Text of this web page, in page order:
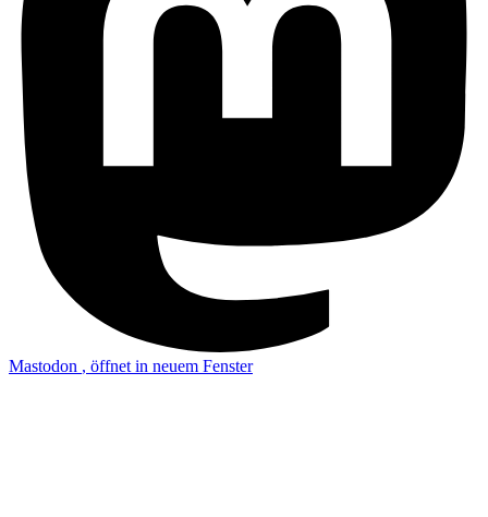
Mastodon , öffnet in neuem Fenster